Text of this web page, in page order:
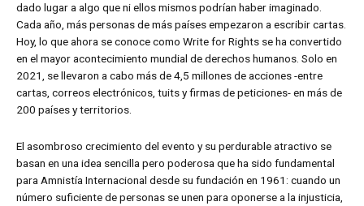
dado lugar a algo que ni ellos mismos podrían haber imaginado.
Cada año, más personas de más países empezaron a escribir cartas.
Hoy, lo que ahora se conoce como Write for Rights se ha convertido
en el mayor acontecimiento mundial de derechos humanos. Solo en
2021, se llevaron a cabo más de 4,5 millones de acciones -entre
cartas, correos electrónicos, tuits y firmas de peticiones- en más de
200 países y territorios.
El asombroso crecimiento del evento y su perdurable atractivo se
basan en una idea sencilla pero poderosa que ha sido fundamental
para Amnistía Internacional desde su fundación en 1961: cuando un
número suficiente de personas se unen para oponerse a la injusticia,